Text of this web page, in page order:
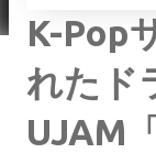
K-Pop
れたド
UJAM